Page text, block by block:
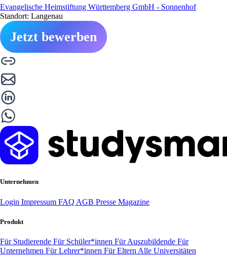
Evangelische Heimstiftung Württemberg GmbH - Sonnenhof
Standort: Langenau
Jetzt bewerben
Unternehmen
Login Impressum FAQ AGB Presse Magazine
Produkt
Für Studierende Für Schüler*innen Für Auszubildende Für
Unternehmen Für Lehrer*innen Für Eltern Alle Universitäten